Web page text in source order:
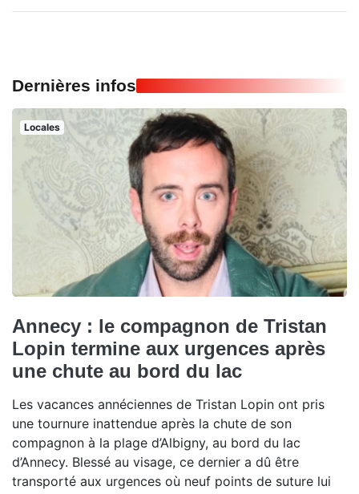
Dernières infos
Locales
Annecy : le compagnon de Tristan
Lopin termine aux urgences après
une chute au bord du lac
Les vacances annéciennes de Tristan Lopin ont pris
une tournure inattendue après la chute de son
compagnon à la plage d’Albigny, au bord du lac
d’Annecy. Blessé au visage, ce dernier a dû être
transporté aux urgences où neuf points de suture lui